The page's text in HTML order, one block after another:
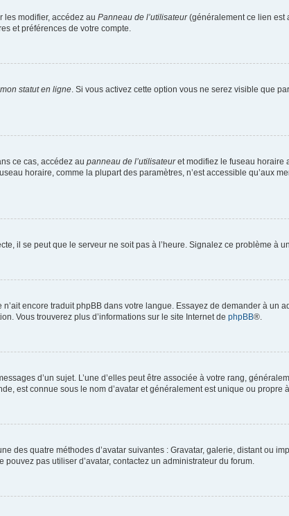
les modifier, accédez au Panneau de l’utilisateur(généralement ce lien est
et préférences de votre compte.
statut en ligne . Si vous activez cette option vous ne serez visible que
ce cas, accédez au panneau de l’utilisateuret modifiez le fuseau horaire
horaire, comme la plupart des paramètres, n’est accessible qu’aux
il se peut que le serveur ne soit pas à l’heure. Signalez ce problème à
encore traduit phpBB dans votre langue. Essayez de demander à un
Vous trouverez plus d’informations sur le site Internet de phpBB®.
d’un sujet. L’une d’elles peut être associée à votre rang,
est connue sous le nom d’avatar et généralement est unique ou propre
des quatre méthodes d’avatar suivantes : Gravatar, galerie, distant ou
pas utiliser d’avatar, contactez un administrateur du forum.